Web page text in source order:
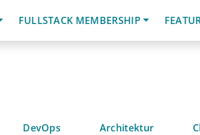
FULLSTACK MEMBERSHIP
DevOps Architektur